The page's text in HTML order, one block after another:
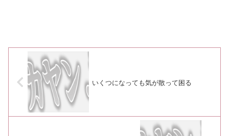
いくつになっても気が散って困る